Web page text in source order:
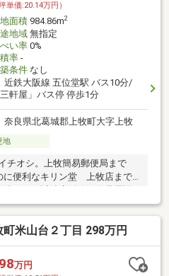
坪単価:20.14万円）
面積984.86m2
地域無指定
い率0%
率-
条件なし
近鉄大阪線 五位堂駅 バス10分/
三軒屋」バス停 停歩1分
奈良県北葛城郡上牧町大字上牧
地
チオシ。上牧簡易郵便局まで
に便利なキリン堂 上牧店まで
される近鉄大阪線五位堂周辺
米山台２丁目 298万円
万円